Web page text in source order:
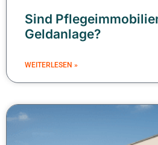
Sind
Geldanlage?
WEITERLESEN »